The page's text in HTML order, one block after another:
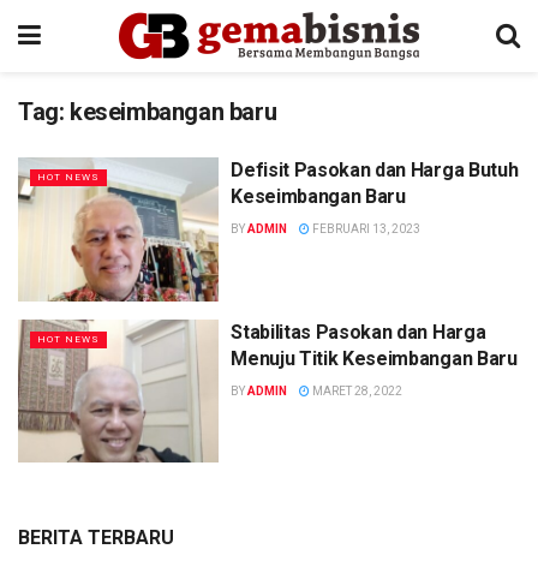
Tag: keseimbangan baru
HOT NEWS
Defisit Pasokan dan Harga Butuh
Keseimbangan Baru
BYADMIN FEBRUARI 13, 2023
HOT NEWS
Stabilitas Pasokan dan Harga
Menuju Titik Keseimbangan Baru
BYADMIN MARET 28, 2022
BERITA TERBARU